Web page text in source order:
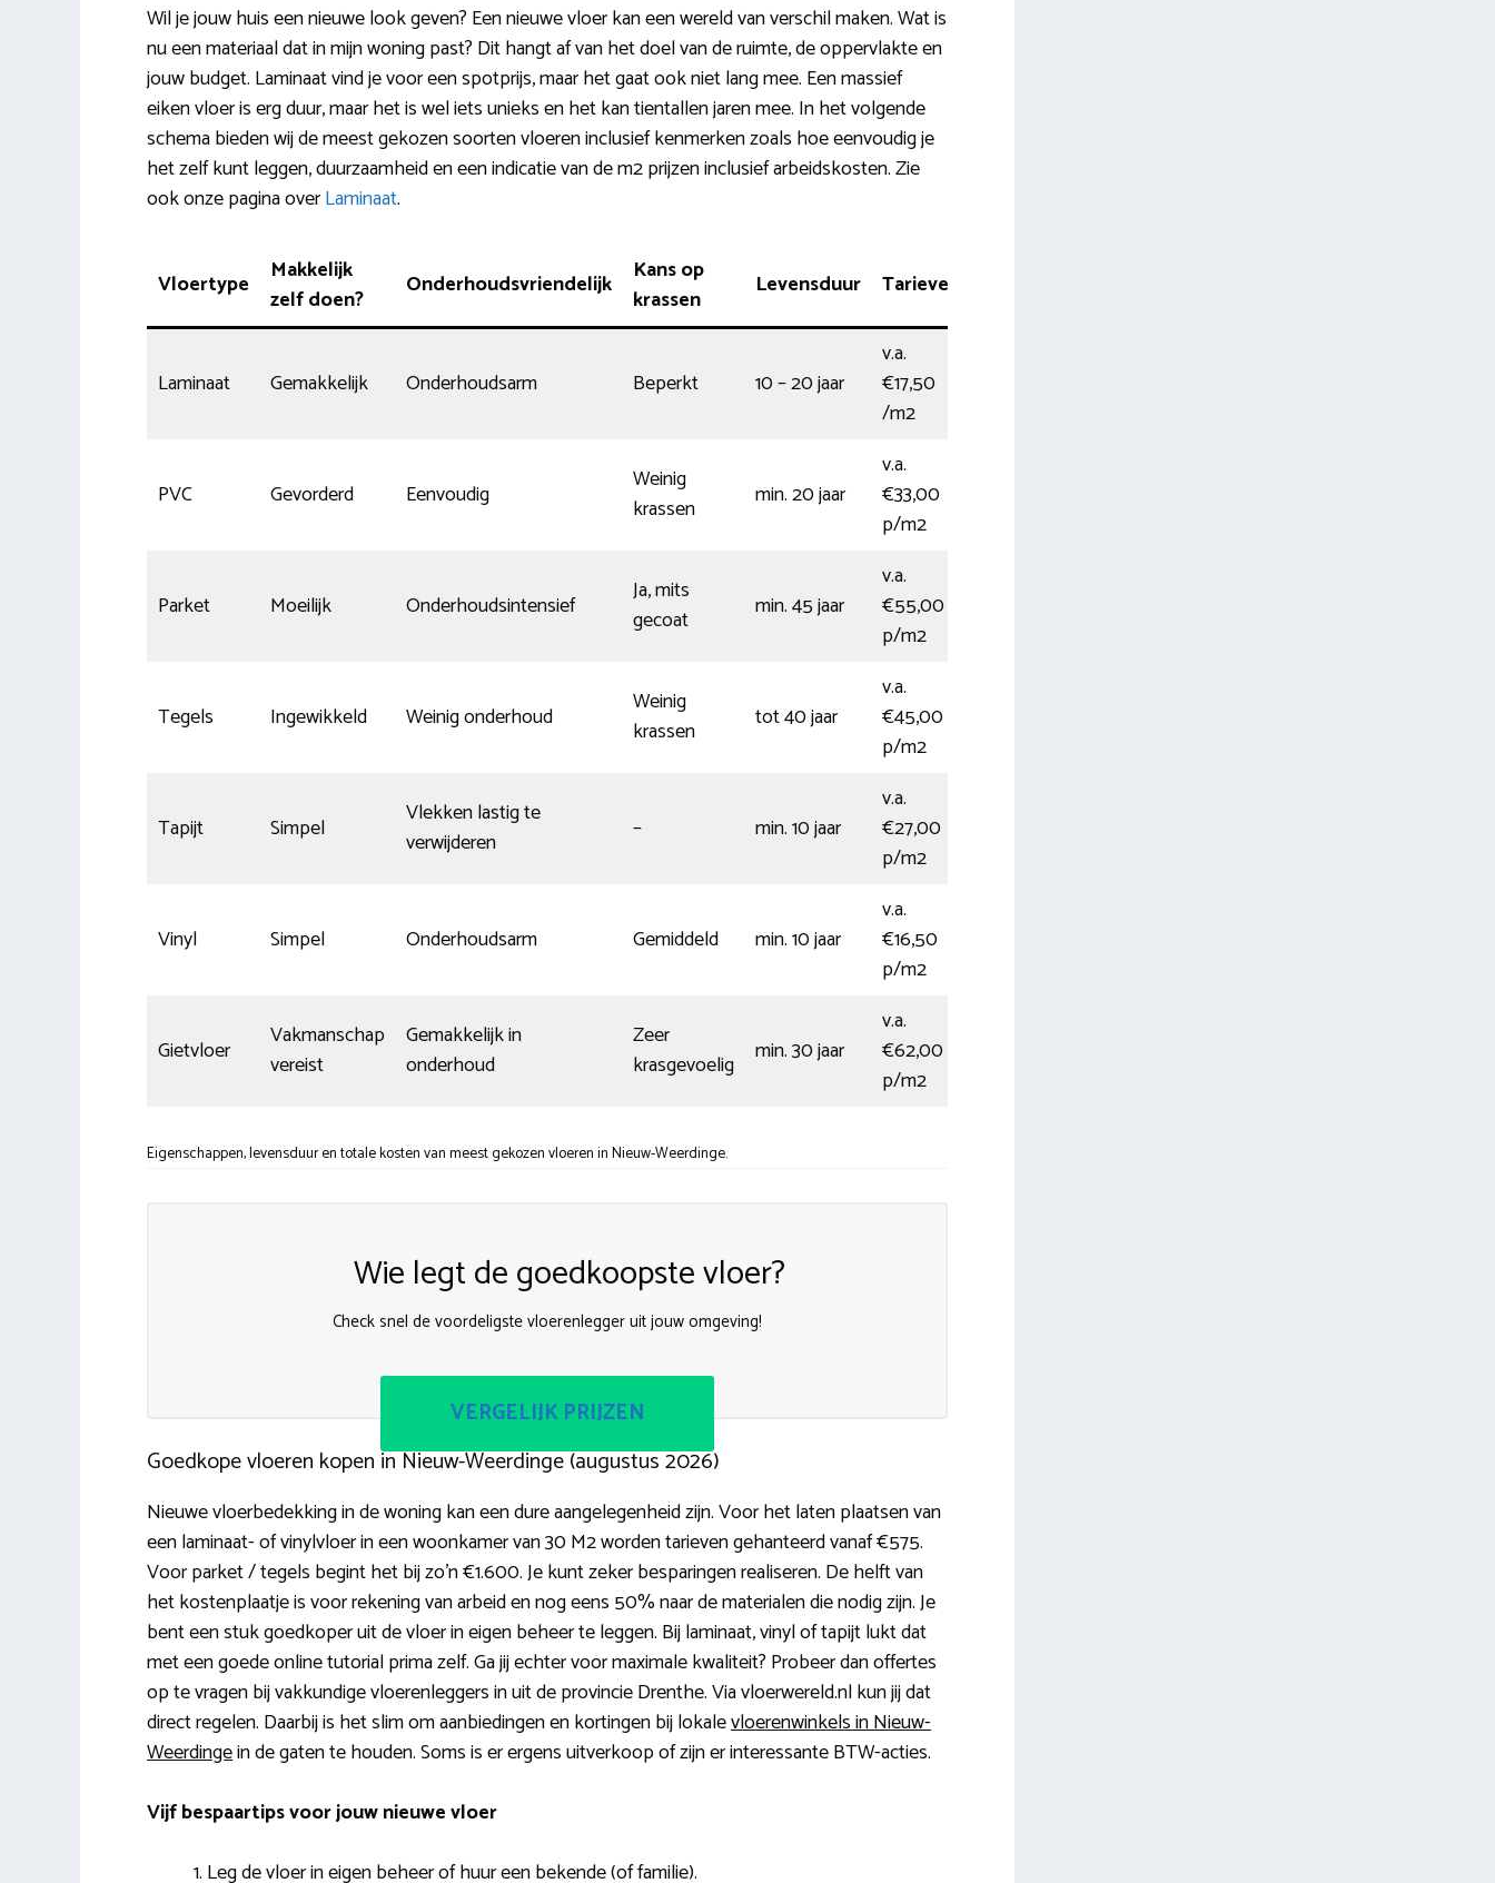
Wil je jouw huis een nieuwe look geven? Een nieuwe vloer kan een wereld van verschil maken. Wat is
nu een materiaal dat in mijn woning past? Dit hangt af van het doel van de ruimte, de oppervlakte en
jouw budget. Laminaat vind je voor een spotprijs, maar het gaat ook niet lang mee. Een massief
eiken vloer is erg duur, maar het is wel iets unieks en het kan tientallen jaren mee. In het volgende
schema bieden wij de meest gekozen soorten vloeren inclusief kenmerken zoals hoe eenvoudig je
het zelf kunt leggen, duurzaamheid en een indicatie van de m2 prijzen inclusief arbeidskosten. Zie
ook onze pagina overLaminaat.
Vloertype
Makkelijk
zelf doen?
Onderhoudsvriendelijk
Kans op
krassen
Levensduur Tarieven
Laminaat Gemakkelijk Onderhoudsarm Beperkt 10 – 20 jaar
v.a.
€17,50
/m2
PVC Gevorderd Eenvoudig
Weinig
krassen
min. 20 jaar
v.a.
€33,00
p/m2
Parket Moeilijk Onderhoudsintensief
Ja, mits
gecoat
min. 45 jaar
v.a.
€55,00
p/m2
Tegels Ingewikkeld Weinig onderhoud
Weinig
krassen
tot 40 jaar
v.a.
€45,00
p/m2
Tapijt Simpel
Vlekken lastig te
verwijderen
– min. 10 jaar
v.a.
€27,00
p/m2
Vinyl Simpel Onderhoudsarm Gemiddeld min. 10 jaar
v.a.
€16,50
p/m2
Gietvloer
Vakmanschap
vereist
Gemakkelijk in
onderhoud
Zeer
krasgevoelig
min. 30 jaar
v.a.
€62,00
p/m2
Eigenschappen, levensduur en totale kosten van meest gekozen vloeren in Nieuw-Weerdinge.
Wie legt de goedkoopste vloer?
Check snel de voordeligste vloerenlegger uit jouw omgeving!
VERGELIJK PRIJZEN
Goedkope vloeren kopen in Nieuw-Weerdinge (augustus 2026)
Nieuwe vloerbedekking in de woning kan een dure aangelegenheid zijn. Voor het laten plaatsen van
een laminaat- of vinylvloer in een woonkamer van 30 M2 worden tarieven gehanteerd vanaf €575.
Voor parket / tegels begint het bij zo’n €1.600. Je kunt zeker besparingen realiseren. De helft van
het kostenplaatje is voor rekening van arbeid en nog eens 50% naar de materialen die nodig zijn. Je
bent een stuk goedkoper uit de vloer in eigen beheer te leggen. Bij laminaat, vinyl of tapijt lukt dat
met een goede online tutorial prima zelf. Ga jij echter voor maximale kwaliteit? Probeer dan offertes
op te vragen bij vakkundige vloerenleggers in uit de provincie Drenthe. Via vloerwereld.nl kun jij dat
direct regelen. Daarbij is het slim om aanbiedingen en kortingen bij lokalevloerenwinkels in Nieuw-
Weerdingein de gaten te houden. Soms is er ergens uitverkoop of zijn er interessante BTW-acties.
Vijf bespaartips voor jouw nieuwe vloer
Leg de vloer in eigen beheer of huur een bekende (of familie).